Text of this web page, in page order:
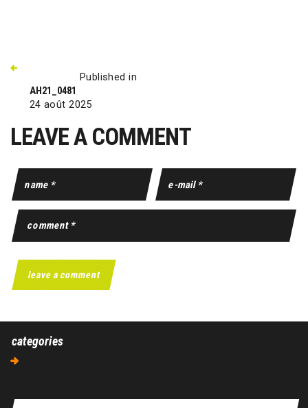
Published in
AH21_0481
24 août 2025
LEAVE A COMMENT
categories